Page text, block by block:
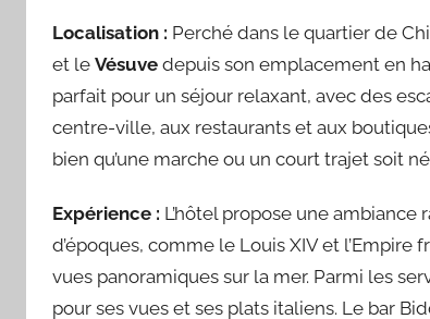
Localisation : Perché dans le quartier de
et le Vésuve depuis son emplacement en
parfait pour un séjour relaxant, avec des
centre-ville, aux restaurants et aux
bien qu’une marche ou un court trajet soit
Expérience : L’hôtel propose une
d’époques, comme le Louis XIV et
vues panoramiques sur la mer. Parmi les
pour ses vues et ses plats italiens. Le bar